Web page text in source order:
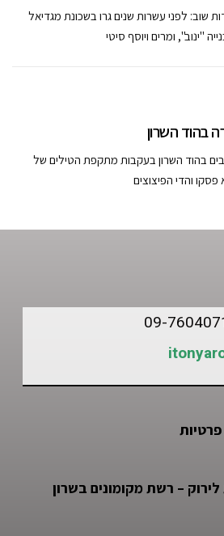
שוב: לפני עשרות שנים גרו בשכונת מגדיאל
"ינוב", ומרים ויוסף סיטי
בהוד השרון
בהוד השרון בעקבות מתקפת הטילים של
והדי הפיצוצים
– רשת מקומונים בשרון